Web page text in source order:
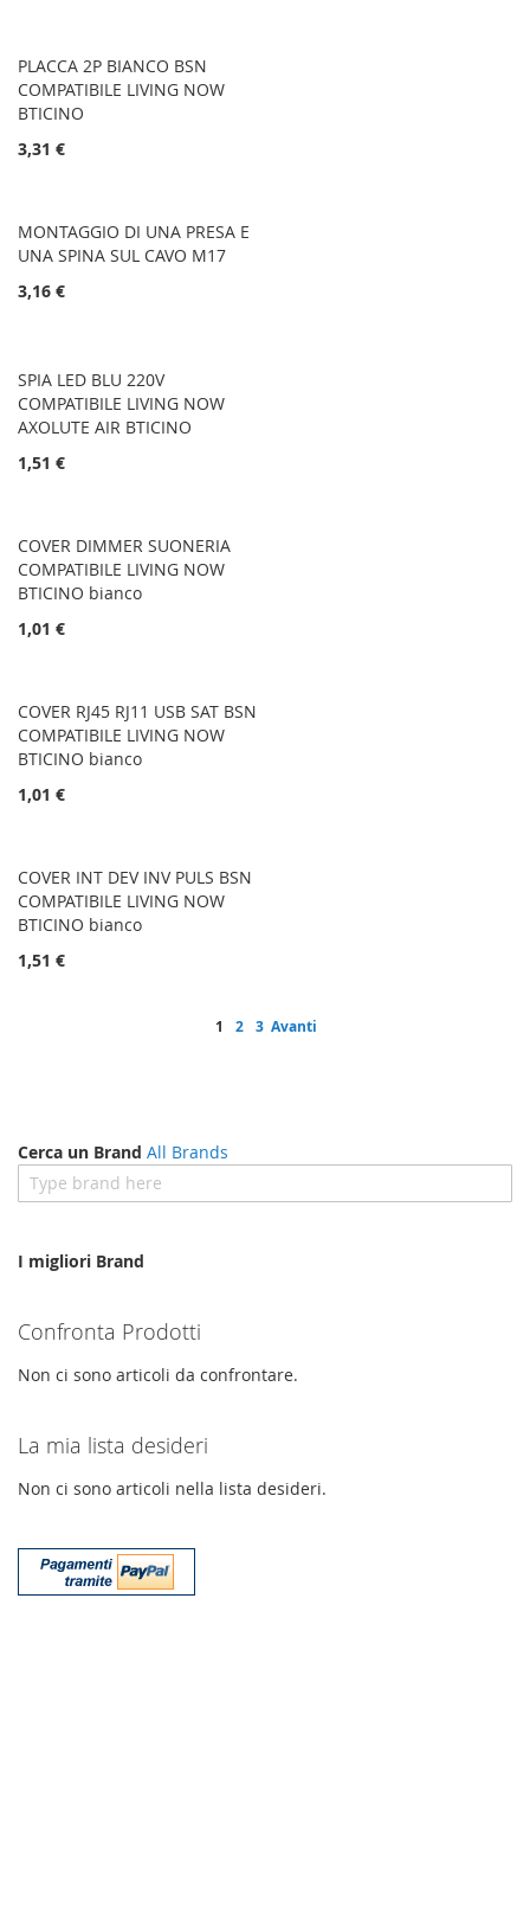
PLACCA 2P BIANCO BSN
COMPATIBILE LIVING NOW
BTICINO
3,31 €
MONTAGGIO DI UNA PRESA E
UNA SPINA SUL CAVO M17
3,16 €
SPIA LED BLU 220V
COMPATIBILE LIVING NOW
AXOLUTE AIR BTICINO
1,51 €
COVER DIMMER SUONERIA
COMPATIBILE LIVING NOW
BTICINO bianco
1,01 €
COVER RJ45 RJ11 USB SAT BSN
COMPATIBILE LIVING NOW
BTICINO bianco
1,01 €
COVER INT DEV INV PULS BSN
COMPATIBILE LIVING NOW
BTICINO bianco
1,51 €
Pagina
Attualmente stai leggendo la pagina
1 Pagina
2 Pagina
3 Pagina
Avanti
Cerca un Brand All Brands
I migliori Brand
Confronta Prodotti
Non ci sono articoli da confrontare.
La mia lista desideri
Non ci sono articoli nella lista desideri.